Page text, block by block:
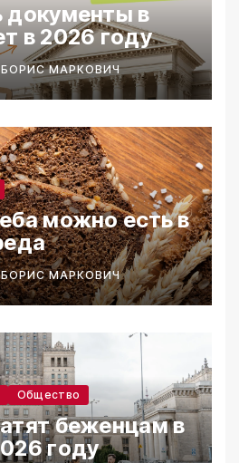
документы в
в 2026 году
БОРИС МАРКОВИЧ
можно есть в
БОРИС МАРКОВИЧ
Общество
беженцам в
году